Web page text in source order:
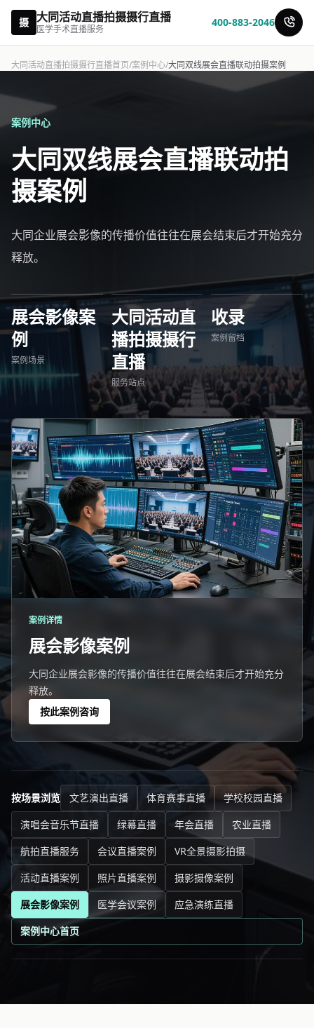
摄 大同活动直播拍摄摄行直播
医学手术直播服务
400-883-2046
大同活动直播拍摄摄行直播首页/案例中心/大同双线展会直播联动拍摄案例
案例中心
大同双线展会直播联动拍
摄案例
大同企业展会影像的传播价值往往在展会结束后才开始充分
释放。
展会影像案
例
案例场景
大同活动直
播拍摄摄行
直播
服务站点
收录
案例留档
案例详情
展会影像案例
大同企业展会影像的传播价值往往在展会结束后才开始充分
释放。
按此案例咨询
按场景浏览 文艺演出直播 体育赛事直播
学校校园直播
演唱会音乐节直播
绿幕直播 年会直播
农业直播
航拍直播服务
会议直播案例
VR全景摄影拍摄
活动直播案例
照片直播案例
摄影摄像案例
展会影像案例
医学会议案例
应急演练直播
案例中心首页